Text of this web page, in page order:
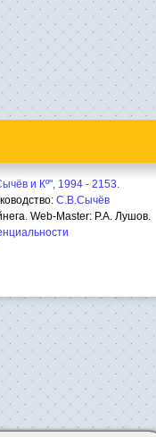
и Кº", 1994 - 2153.
С.В.Сычёв
Web-Master: Р.А. Лушов.